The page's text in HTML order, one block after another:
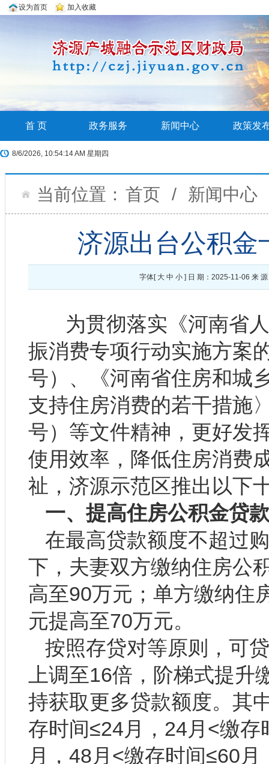
设为首页 加入收藏
首 页 政务服务 新闻中心 政策发
8/6/2026, 10:54:16 AM 星期四
当前位置： 首页 / 新闻中心
济源出台公积金
字体[ 大 中 小] 日 期：2025-11-06 来
为贯彻落实《河南省
振消费专项行动实施方案
号）、《河南省住房和城
支持住房消费的若干措施
号）等文件精神，更好发
使用效率，降低住房消费
祉，济源示范区推出以下
一、提高住房公积金贷
在最高贷款额度不超过
下，夫妻双方缴纳住房公
高至90万元；单方缴纳住
元提高至70万元。
按照存贷对等原则，可
上调至16倍，阶梯式提
持获取更多贷款额度。其
存时间≤24月，24月<缴
月，48月<缴存时间≤60